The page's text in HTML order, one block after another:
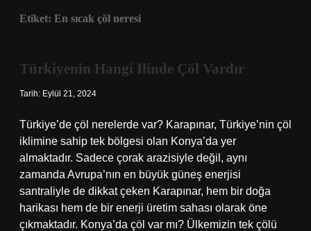
Etiket: En sıcak çöl neresi
Türkiyenin Hangi Ilinde Çöl Vardır
Tarih: Eylül 21, 2024
Türkiye’de çöl nerelerde var? Karapınar, Türkiye’nin çöl
iklimine sahip tek bölgesi olan Konya’da yer
almaktadır. Sadece çorak arazisiyle değil, aynı
zamanda Avrupa’nın en büyük güneş enerjisi
santraliyle de dikkat çeken Karapınar, hem bir doğa
harikası hem de bir enerji üretim sahası olarak öne
çıkmaktadır. Konya’da çöl var mı? Ülkemizin tek çölü